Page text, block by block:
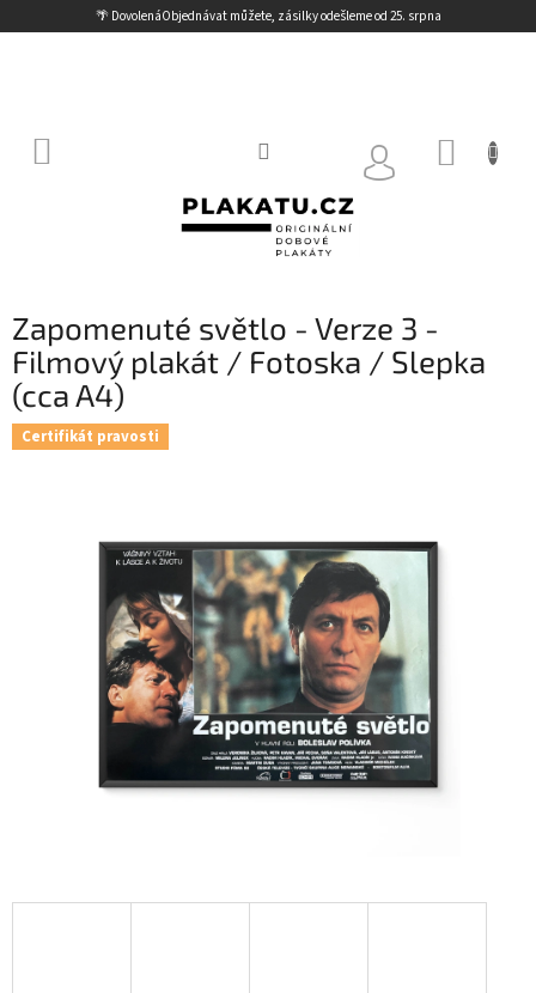
🌴 DovolenáObjednávat můžete, zásilky odešleme od 25. srpna
na
Zapomenuté světlo - Verze 3 -
Filmový plakát / Fotoska / Slepka
(cca A4)
Certifikát pravosti